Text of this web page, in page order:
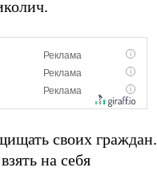
своих граждан.
на себя